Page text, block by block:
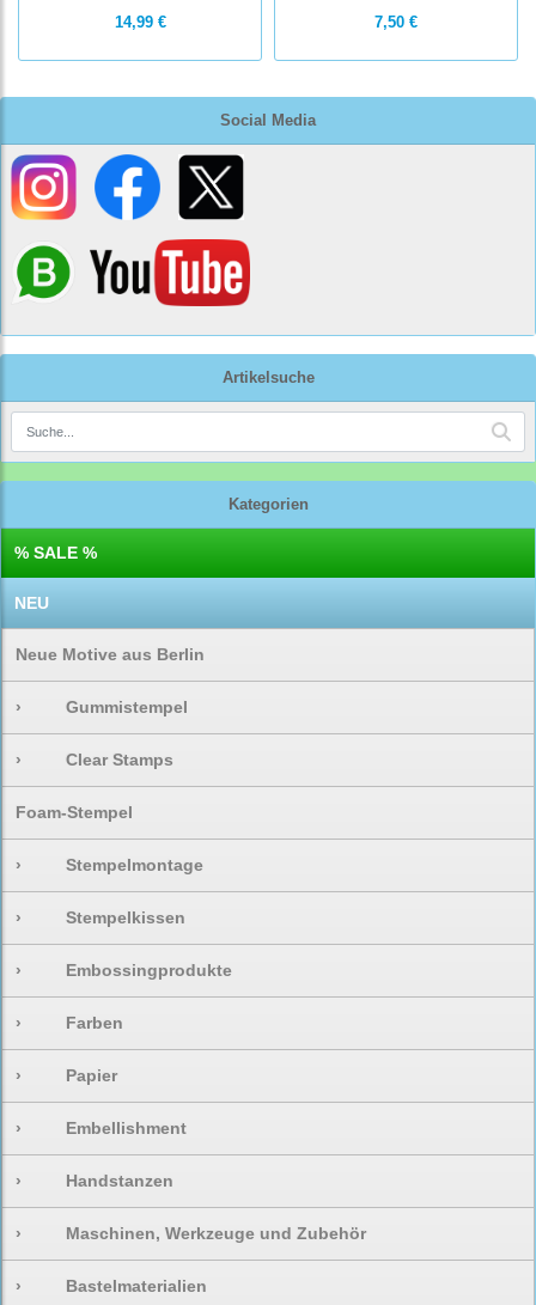
Social Media
Artikelsuche
Kategorien
% SALE %
NEU
Neue Motive aus Berlin
› Gummistempel
› Clear Stamps
Foam-Stempel
› Stempelmontage
› Stempelkissen
› Embossingprodukte
› Farben
› Papier
› Embellishment
› Handstanzen
› Maschinen, Werkzeuge und Zubehör
› Bastelmaterialien
14,99 € 7,50 €